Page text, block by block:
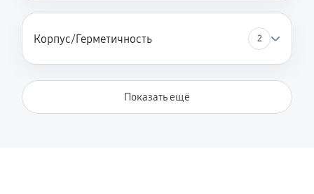
Корпус/Герметичность 2
Показать ещё